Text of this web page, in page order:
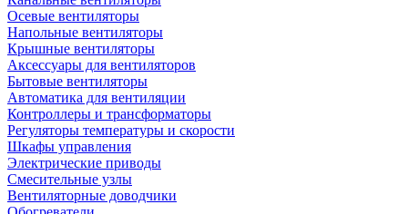
Осевые вентиляторы
Напольные вентиляторы
Крышные вентиляторы
Аксессуары для вентиляторов
Бытовые вентиляторы
Автоматика для вентиляции
Контроллеры и трансформаторы
Регуляторы температуры и скорости
Шкафы управления
Электрические приводы
Смесительные узлы
Вентиляторные доводчики